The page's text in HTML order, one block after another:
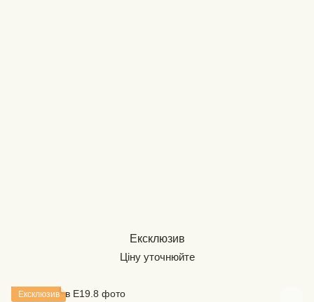
Ексклюзив
Ціну уточнюйте
Ексклюзив